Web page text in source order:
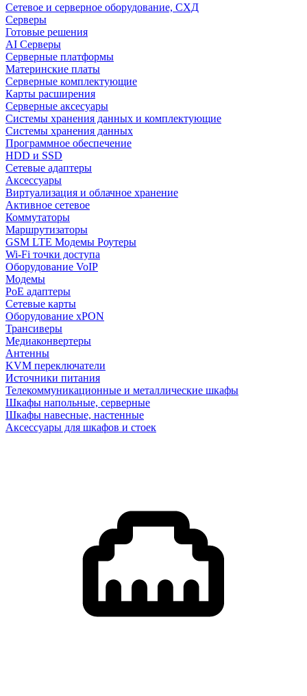
Сетевое и серверное оборудование, СХД
Cерверы
Готовые решения
AI Серверы
Серверные платформы
Материнские платы
Серверные комплектующие
Карты расширения
Серверные аксесуары
Системы хранения данных и комплектующие
Системы хранения данных
Программное обеспечение
HDD и SSD
Сетевые адаптеры
Аксессуары
Виртуализация и облачное хранение
Активное сетевое
Коммутаторы
Маршрутизаторы
GSM LTE Модемы Роутеры
Wi-Fi точки доступа
Оборудование VoIP
Модемы
PoE адаптеры
Сетевые карты
Оборудование xPON
Трансиверы
Медиаконвертеры
Антенны
KVM переключатели
Источники питания
Телекоммуникационные и металлические шкафы
Шкафы напольные, серверные
Шкафы навесные, настенные
Аксессуары для шкафов и стоек